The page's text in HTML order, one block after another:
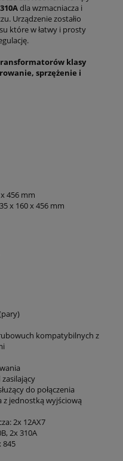
310Adla wzmacniacza i
Urządzenie zostałio
które w łatwy i prosty
klasy
sprzężenie i
456 mm
x 160 x 456 mm
kompatybilnych z
zasilający
do połączenia
z jednostką wyjściową
2x 12AX7
2x 310A
845